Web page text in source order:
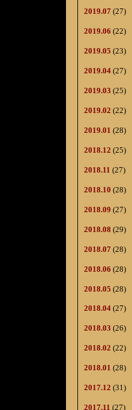
2019.07 (27)
2019.06 (22)
2019.05 (23)
2019.04 (27)
2019.03 (25)
2019.02 (22)
2019.01 (28)
2018.12 (25)
2018.11 (27)
2018.10 (28)
2018.09 (27)
2018.08 (29)
2018.07 (28)
2018.06 (28)
2018.05 (28)
2018.04 (27)
2018.03 (26)
2018.02 (22)
2018.01 (28)
2017.12 (31)
2017.11 (27)